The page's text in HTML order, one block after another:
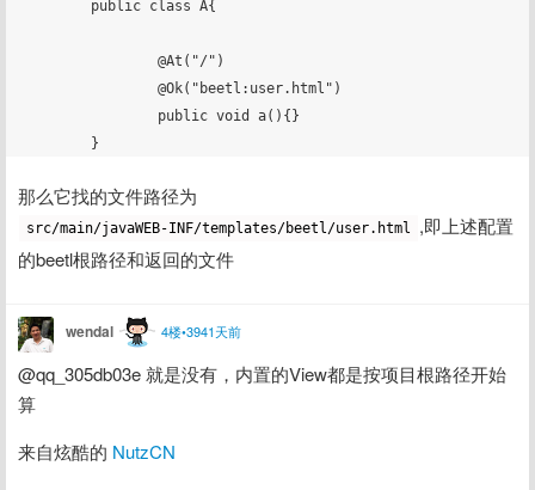
那么它找的文件路径为
src/main/javaWEB-INF/templates/beetl/user.html
,即上述配置
的beetl根路径和返回的文件
wendal 4楼•3941天前
@qq_305db03e 就是没有，内置的View都是按项目根路径开始
算
来自炫酷的 NutzCN